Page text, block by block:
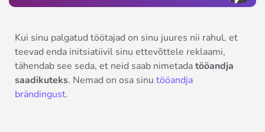
Kui sinu palgatud töötajad on sinu juures nii rahul, et
teevad enda initsiatiivil sinu ettevõttele reklaami,
tähendab see seda, et neid saab nimetadatööandja
saadikuteks. Nemad on osa sinu tööandja
brändingust.